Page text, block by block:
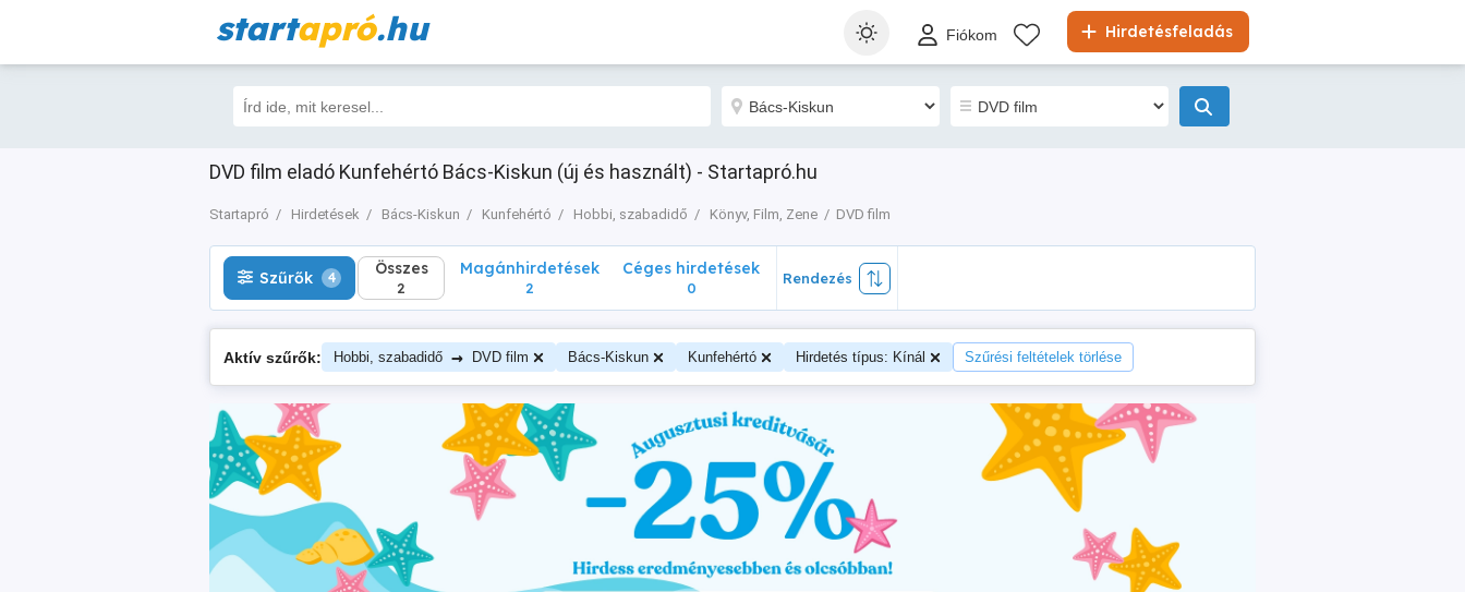
startapró.hu Hirdetésfeladás
Fiókom
DVD film eladó Kunfehértó Bács-Kiskun (új és használt) - Startapró.hu
Startapró Hirdetések Bács-Kiskun Kunfehértó Hobbi, szabadidő Könyv, Film, Zene DVD film
Szűrők 4 Összes
2
Szűrők 4 Összes
2
Magánhirdetések
2
Céges hirdetések
0
Rendezés
Aktív szűrők: Hobbi, szabadidő → DVD film Bács-Kiskun Kunfehértó Hirdetés típus: Kínál Szűrési feltételek törlése